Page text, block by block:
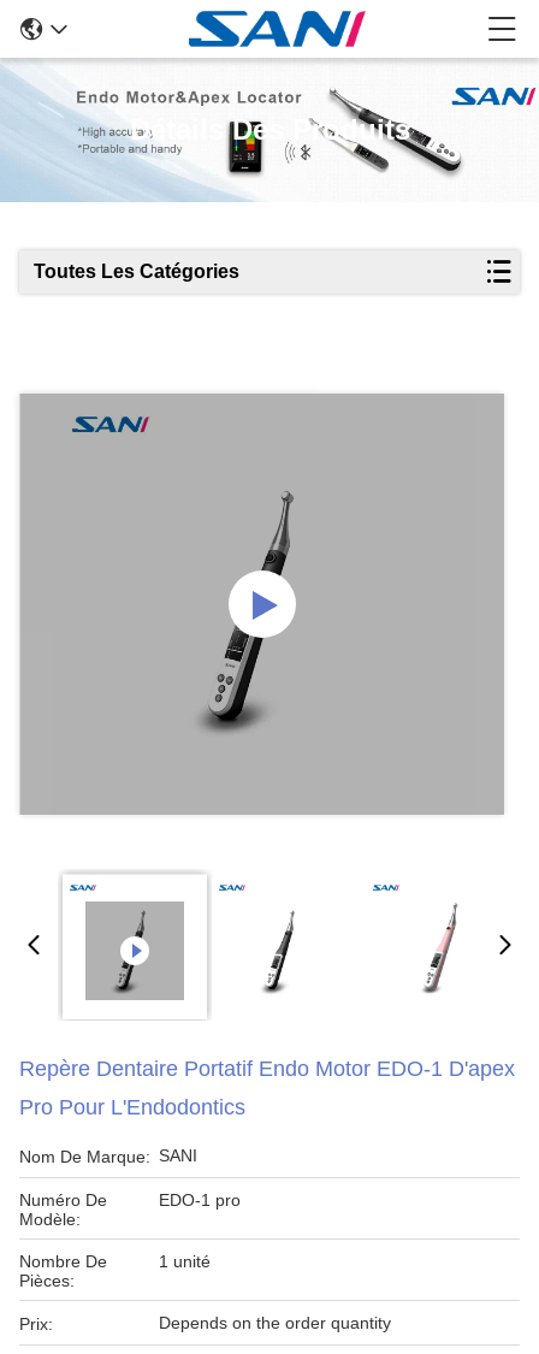
Détails Des Produits
Toutes Les Catégories
Repère Dentaire Portatif Endo Motor EDO-1 D'apex
Pro Pour L'Endodontics
Nom De Marque: SANI
Numéro De
Modèle:
EDO-1 pro
Nombre De
Pièces:
1 unité
Prix: Depends on the order quantity